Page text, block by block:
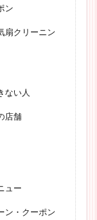
ン
扇クリーニン
ない人
店舗
ュー
ン・クーポン